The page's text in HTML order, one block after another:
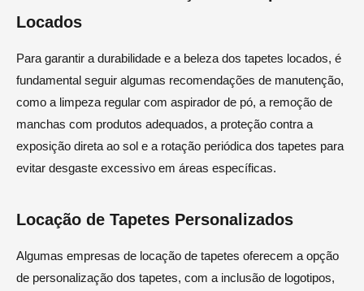
Locados
Para garantir a durabilidade e a beleza dos tapetes locados, é
fundamental seguir algumas recomendações de manutenção,
como a limpeza regular com aspirador de pó, a remoção de
manchas com produtos adequados, a proteção contra a
exposição direta ao sol e a rotação periódica dos tapetes para
evitar desgaste excessivo em áreas específicas.
Locação de Tapetes Personalizados
Algumas empresas de locação de tapetes oferecem a opção
de personalização dos tapetes, com a inclusão de logotipos,